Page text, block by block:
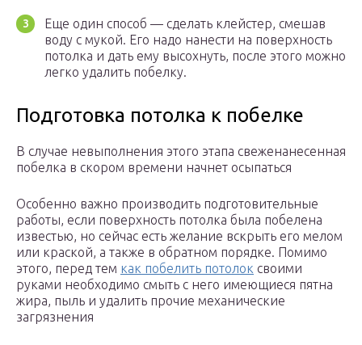
Еще один способ — сделать клейстер, смешав
воду с мукой. Его надо нанести на поверхность
потолка и дать ему высохнуть, после этого можно
легко удалить побелку.
Подготовка потолка к побелке
В случае невыполнения этого этапа свеженанесенная
побелка в скором времени начнет осыпаться
Особенно важно производить подготовительные
работы, если поверхность потолка была побелена
известью, но сейчас есть желание вскрыть его мелом
или краской, а также в обратном порядке. Помимо
этого, перед тем как побелить потолок своими
руками необходимо смыть с него имеющиеся пятна
жира, пыль и удалить прочие механические
загрязнения